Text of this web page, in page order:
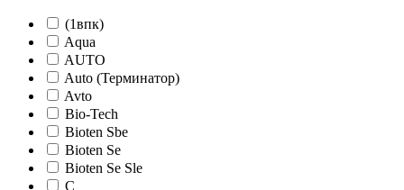
(1впк)
Aqua
AUTO
Auto (Терминатор)
Avto
Bio-Tech
Bioten Sbe
Bioten Se
Bioten Se Sle
C